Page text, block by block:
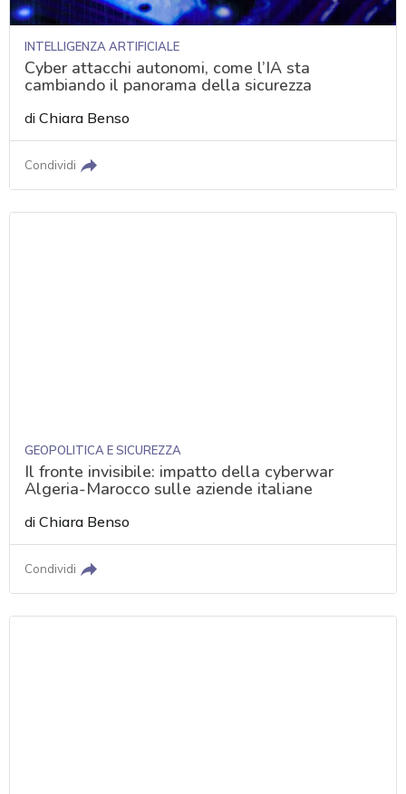
INTELLIGENZA ARTIFICIALE
Cyber attacchi autonomi, come l’IA sta
cambiando il panorama della sicurezza
diChiara Benso
Condividi
GEOPOLITICA E SICUREZZA
Il fronte invisibile: impatto della cyberwar
Algeria-Marocco sulle aziende italiane
diChiara Benso
Condividi